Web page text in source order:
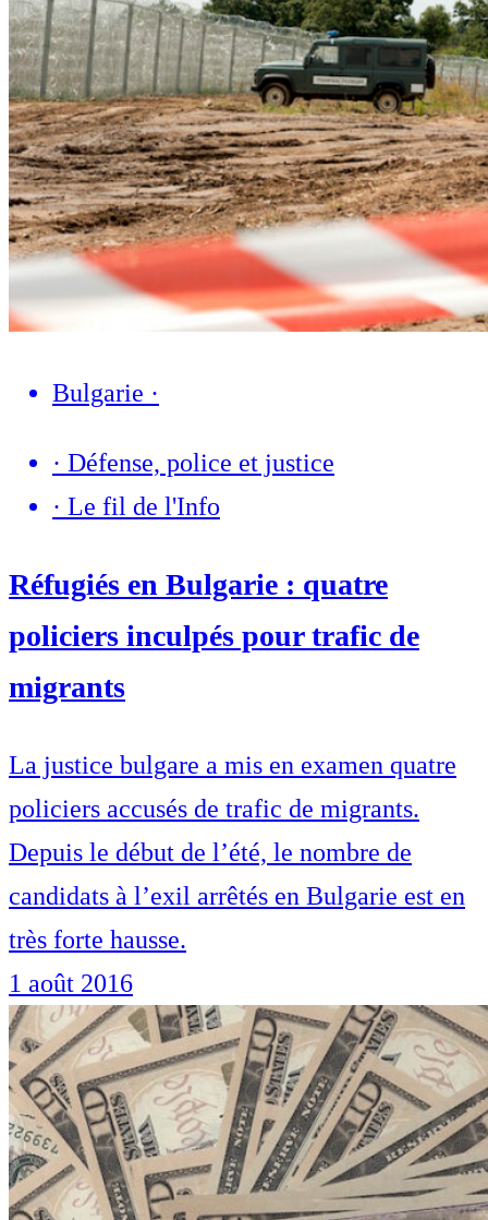
Bulgarie ·
· Défense, police et justice
· Le fil de l'Info
Réfugiés en Bulgarie : quatre
policiers inculpés pour trafic de
migrants
La justice bulgare a mis en examen quatre
policiers accusés de trafic de migrants.
Depuis le début de l’été, le nombre de
candidats à l’exil arrêtés en Bulgarie est en
très forte hausse.
1 août 2016